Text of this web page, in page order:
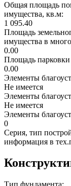
Общая площадь
имущества, кв.м:
1 095.40
Площадь
имущества в
0.00
Площадь парковки
0.00
Элементы
Не имеется
Элементы
Не имеется
Элементы
0
Серия, тип
информация в